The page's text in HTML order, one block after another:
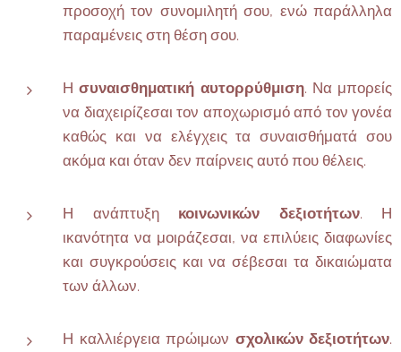
προσοχή τον συνομιλητή σου, ενώ παράλληλα
παραμένεις στη θέση σου.
Ησυναισθηματική αυτορρύθμιση. Να μπορείς
να διαχειρίζεσαι τον αποχωρισμό από τον γονέα
καθώς και να ελέγχεις τα συναισθήματά σου
ακόμα και όταν δεν παίρνεις αυτό που θέλεις.
Η ανάπτυξη κοινωνικών δεξιοτήτων. Η
ικανότητα να μοιράζεσαι, να επιλύεις διαφωνίες
και συγκρούσεις και να σέβεσαι τα δικαιώματα
των άλλων.
Η καλλιέργεια πρώιμων σχολικών δεξιοτήτων.